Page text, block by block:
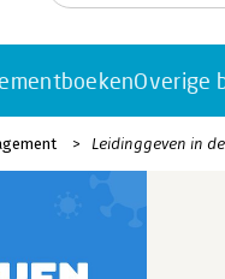
Overige
Leidinggeven in